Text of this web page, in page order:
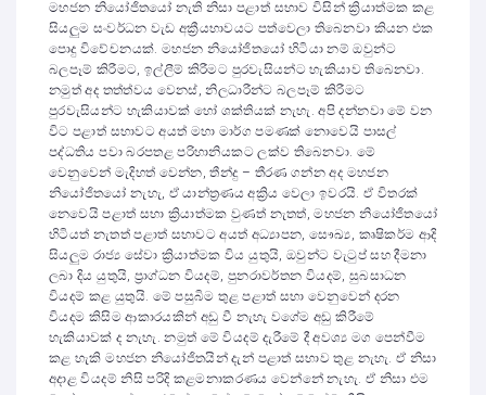
මහජන නියෝජිතයෝ නැති නිසා පළාත් සභාව විසින් ක්‍රියාත්මක කළ
සියලුම සංවර්ධන වැඩ අක්‍රීයභාවයට පත්වෙලා තිබෙනවා කියන එක
පොදු විවේචනයක්. මහජන නියෝජිතයෝ හිටියා නම් ඔවුන්ට
බලපෑම් කිරීමට, ඉල්ලීම් කිරීමට පුරවැසියන්ට හැකියාව තිබෙනවා.
නමුත් අද තත්ත්වය වෙනස්, නිලධාරීන්ට බලපෑම් කිරීමට
පුරවැසියන්ට හැකියාවක් හෝ ශක්තියක් නැහැ. අපි දන්නවා මේ වන
විට පළාත් සභාවට අයත් මහා මාර්ග පමණක් නොවෙයි පාසල්
පද්ධතිය පවා බරපතළ පරිහානියකට ලක්ව තිබෙනවා. මේ
වෙනුවෙන් මැදිහත් වෙන්න, තීන්දු – තීරණ ගන්න අද මහජන
නියෝජිතයෝ නැහැ, ඒ යාන්ත්‍රණය අක්‍රිය වෙලා ඉවරයි. ඒ විතරක්
නෙවෙයි පළාත් සභා ක්‍රියාත්මක වුණත් නැතත්, මහජන නියෝජිතයෝ
හිටියත් නැතත් පළාත් සභාවට අයත් අධ්‍යාපන, සෞඛ්‍ය, කෘෂිකර්ම ආදි
සියලුම රාජ්‍ය සේවා ක්‍රියාත්මක විය යුතුයි, ඔවුන්ට වැටුප් සහ දීමනා
ලබා දිය යුතුයි, ප්‍රාග්ධන වියදම්, පුනරාවර්තන වියදම්, සුබසාධන
වියදම් කළ යුතුයි. මේ පසුබිම තුළ පළාත් සභා වෙනුවෙන් දරන
වියදම කිසිම ආකාරයකින් අඩු වී නැහැ වගේම අඩු කිරීමේ
හැකියාවක් ද නැහැ. නමුත් මේ වියදම් දැරීමේ දී අවශ්‍ය මග පෙන්වීම
කළ හැකි මහජන නියෝජිතයින් දැන් පළාත් සභාව තුළ නැහැ. ඒ නිසා
අදාළ වියදම් නිසි පරිදි කළමනාකරණය වෙන්නේ නැහැ. ඒ නිසා එම